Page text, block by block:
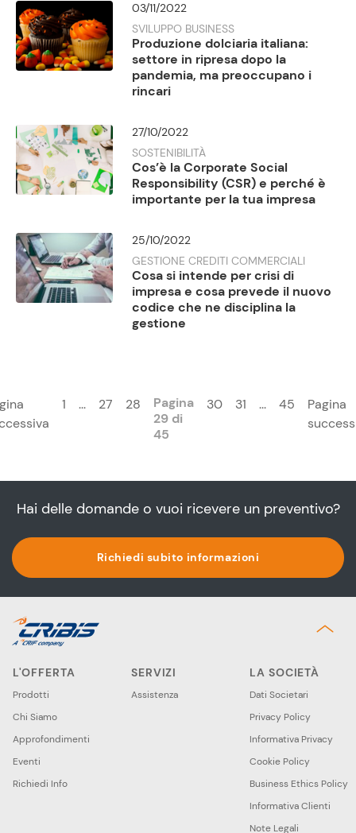
03/11/2022
SVILUPPO BUSINESS
Produzione dolciaria italiana:
settore in ripresa dopo la
pandemia, ma preoccupano i
rincari
27/10/2022
SOSTENIBILITÀ
Cos’è la Corporate Social
Responsibility (CSR) e perché è
importante per la tua impresa
25/10/2022
GESTIONE CREDITI COMMERCIALI
Cosa si intende per crisi di
impresa e cosa prevede il nuovo
codice che ne disciplina la
gestione
1 ... 27 28
Pagina
29 di
45
30 31 ... 45
Pagina
Hai delle domande o vuoi ricevere un preventivo?
Richiedi subito informazioni
L'OFFERTA
Prodotti
Chi Siamo
Approfondimenti
Eventi
Richiedi Info
SERVIZI
Assistenza
LA SOCIETÀ
Dati Societari
Privacy Policy
Informativa Privacy
Cookie Policy
Business Ethics Policy
Informativa Clienti
Note Legali